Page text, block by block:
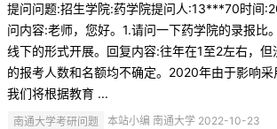
提问问题:招生学院:药学院提问人:13***70时间
问内容:老师，您好。1.请问一下药学院的录报比
线下的形式开展。回复内容:往年在1至2左右，
的报考人数和名额均不确定。2020年由于影响
我们将根据教育 ...
南通大学考研问题 本站小编 南通大学 2022-10-23